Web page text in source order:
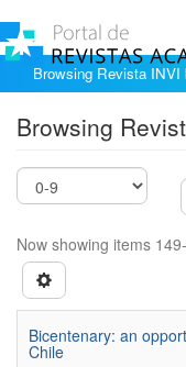
Browsing Revista INVI
Browsing
Now showing items
Bicentenary: an
Chile